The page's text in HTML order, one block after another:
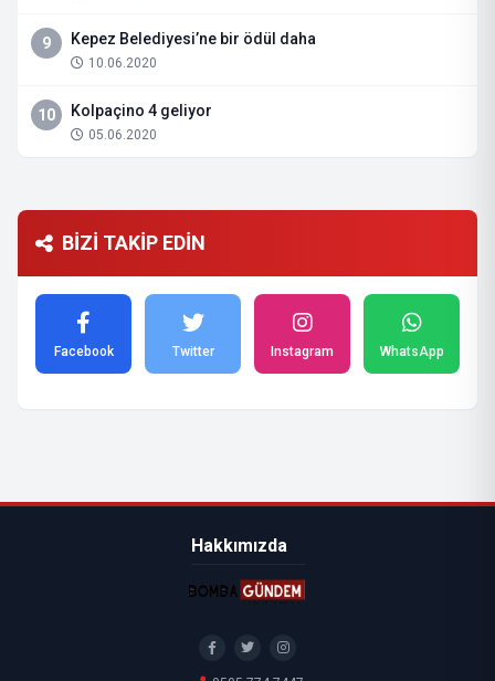
9 Kepez Belediyesi’ne bir ödül daha
10.06.2020
10 Kolpaçino 4 geliyor
05.06.2020
BİZİ TAKİP EDİN
Facebook Twitter Instagram WhatsApp
Hakkımızda